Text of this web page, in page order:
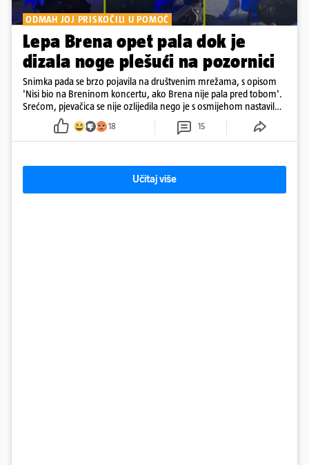
ODMAH JOJ PRISKOČILI U POMOĆ
Lepa Brena opet pala dok je
dizala noge plešući na pozornici
Snimka pada se brzo pojavila na društvenim mrežama, s opisom
'Nisi bio na Breninom koncertu, ako Brena nije pala pred tobom'.
Srećom, pjevačica se nije ozlijedila nego je s osmijehom nastavila
18 15
Učitaj više